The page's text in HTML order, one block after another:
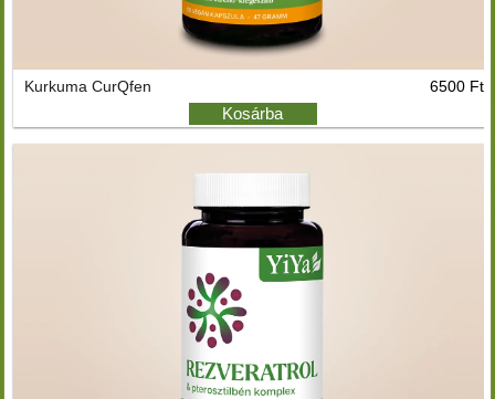
Kurkuma CurQfen 6500 Ft
Kosárba